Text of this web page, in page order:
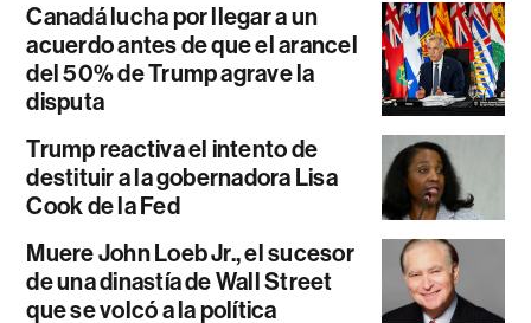
Canadá lucha por llegar a un
acuerdo antes de que el arancel
del 50% de Trump agrave la
disputa
Trump reactiva el intento de
destituir a la gobernadora Lisa
Cook de la Fed
Muere John Loeb Jr., el sucesor
de una dinastía de Wall Street
que se volcó a la política